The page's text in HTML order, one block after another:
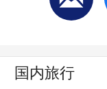
国内旅行